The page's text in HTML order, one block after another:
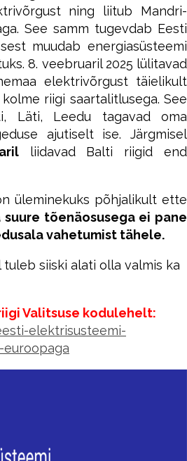
ning liitub Mandri-
See samm tugevdab Eesti
muudab energiasüsteemi
8. veebruaril 2025 lülitavad
elektrivõrgust täielikult
riigi saartalitlusega. See
Läti, Leedu tagavad oma
ajutiselt ise. Järgmisel
liidavad Balti riigid end
üleminekuks põhjalikult ette
suure tõenäosusega ei pane
vahetumist tähele.
siiski alati olla valmis ka
Valitsuse kodulehelt:
elektrisusteemi-